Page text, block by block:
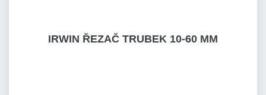
IRWIN ŘEZAČ TRUBEK 10-60 MM